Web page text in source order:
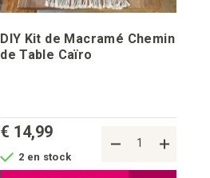
DIY Kit de Macramé Chemin
de Table Caïro
€ 14,99
2 en stock